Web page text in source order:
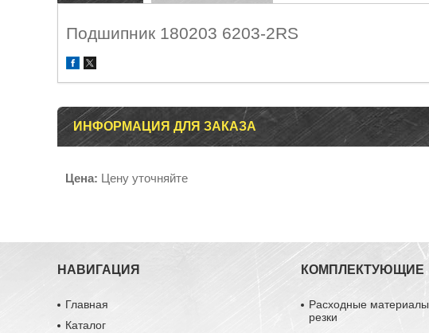
Подшипник 180203 6203-2RS
ИНФОРМАЦИЯ ДЛЯ ЗАКАЗА
Цена: Цену уточняйте
НАВИГАЦИЯ
Главная
Каталог
КОМПЛЕКТУЮЩИЕ
Расходные
резки